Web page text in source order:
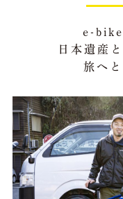
アクセス
中芸日本遺産マン
リンク集
Facebook
instagram
e-bike
日本遺産
旅へ